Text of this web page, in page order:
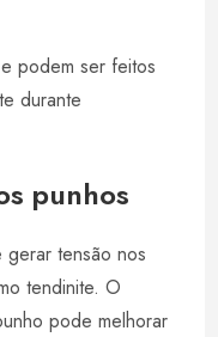
podem ser feitos
durante
punhos
gerar tensão nos
tendinite. O
pode melhorar